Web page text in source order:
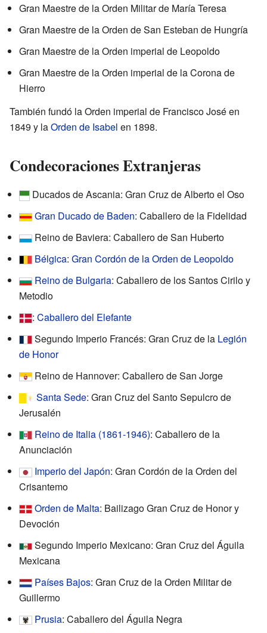
Gran Maestre de la Orden Militar de María Teresa
Gran Maestre de la Orden de San Esteban de Hungría
Gran Maestre de la Orden imperial de Leopoldo
Gran Maestre de la Orden imperial de la Corona de
Hierro
También fundó la Orden imperial de Francisco José en
1849 y laOrden de Isabel en 1898.
Condecoraciones Extranjeras
Ducados de Ascania: Gran Cruz de Alberto el Oso
Gran Ducado de Baden: Caballero de la Fidelidad
Reino de Baviera: Caballero de San Huberto
Bélgica: Gran Cordón de la Orden de Leopoldo
Reino de Bulgaria: Caballero de los Santos Cirilo y
Metodio
: Caballero del Elefante
Segundo Imperio Francés: Gran Cruz de la Legión
de Honor
Reino de Hannover: Caballero de San Jorge
Santa Sede: Gran Cruz del Santo Sepulcro de
Jerusalén
Reino de Italia (1861-1946): Caballero de la
Anunciación
Imperio del Japón: Gran Cordón de la Orden del
Crisantemo
Orden de Malta: Bailizago Gran Cruz de Honor y
Devoción
Segundo Imperio Mexicano: Gran Cruz del Águila
Mexicana
Países Bajos: Gran Cruz de la Orden Militar de
Guillermo
Prusia: Caballero del Águila Negra